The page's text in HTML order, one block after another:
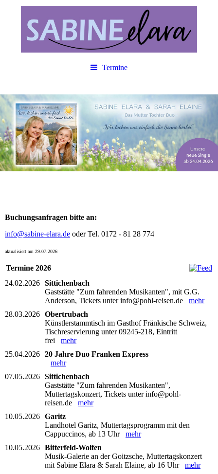
Termine
Buchungsanfragen bitte an:
info@sabine-elara.de oder Tel. 0172 - 81 28 774
aktualisiert am 29.07.2026
Termine 2026
24.02.2026 Sittichenbach
Gaststätte "Zum fahrenden Musikanten", mit G.G.
Anderson, Tickets unter info@pohl-reisen.de mehr
28.03.2026 Obertrubach
Künstlerstammtisch im Gasthof Fränkische Schweiz,
Tischreservierung unter 09245-218, Eintritt
frei mehr
25.04.2026 20 Jahre Duo Franken Express
mehr
07.05.2026 Sittichenbach
Gaststätte "Zum fahrenden Musikanten",
Muttertagskonzert, Tickets unter info@pohl-
reisen.de mehr
10.05.2026 Garitz
Landhotel Garitz, Muttertagsprogramm mit den
Cappuccinos, ab 13 Uhr mehr
10.05.2026 Bitterfeld-Wolfen
Musik-Galerie an der Goitzsche, Muttertagskonzert
mit Sabine Elara & Sarah Elaine, ab 16 Uhr mehr